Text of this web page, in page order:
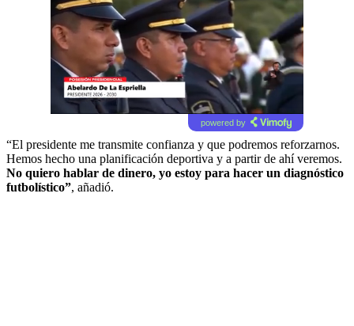
powered by
“El presidente me transmite confianza y que podremos reforzarnos.
Hemos hecho una planificación deportiva y a partir de ahí veremos.
No quiero hablar de dinero, yo estoy para hacer un diagnóstico
futbolístico”, añadió.